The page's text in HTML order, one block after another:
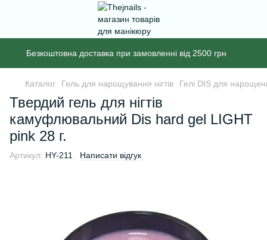
Безкоштовна доставка при замовленні від 2500 грн
Каталог Гель для нарощування нігтів Гелі DIS для
Твердий гель для нігтів
камуфлювальний Dis hard gel LIGHT
pink 28 г.
Артикул: HY-211 Написати відгук